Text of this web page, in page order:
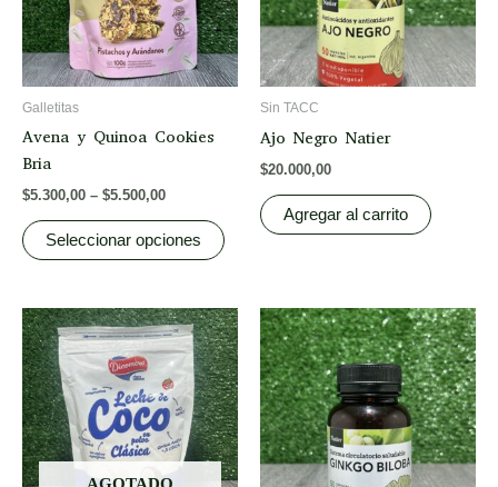
Galletitas
Avena y Quinoa Cookies
Bria
$5.300,00 – $5.500,00
Seleccionar opciones
The
options
may
product
Sin TACC
Ajo Negro Natier
$20.000,00
Agregar al carrito
AGOTADO